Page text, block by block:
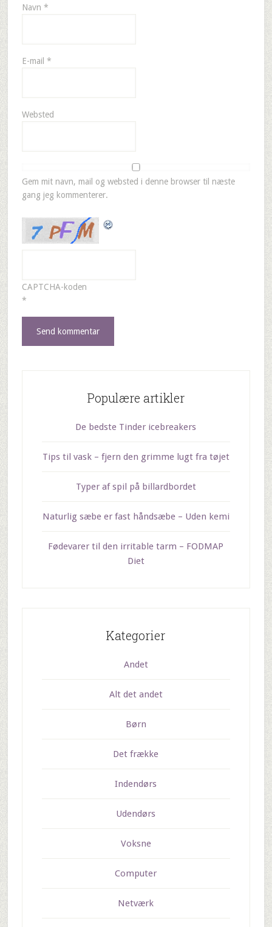
Navn *
E-mail *
Websted
Gem mit navn, mail og websted i denne browser til næste
gang jeg kommenterer.
CAPTCHA-koden
*
Populære artikler
De bedste Tinder icebreakers
Tips til vask – fjern den grimme lugt fra tøjet
Typer af spil på billardbordet
Naturlig sæbe er fast håndsæbe – Uden kemi
Fødevarer til den irritable tarm – FODMAP
Diet
Kategorier
Andet
Alt det andet
Børn
Det frække
Indendørs
Udendørs
Voksne
Computer
Netværk